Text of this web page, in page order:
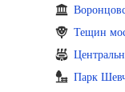
Тещин
Парк